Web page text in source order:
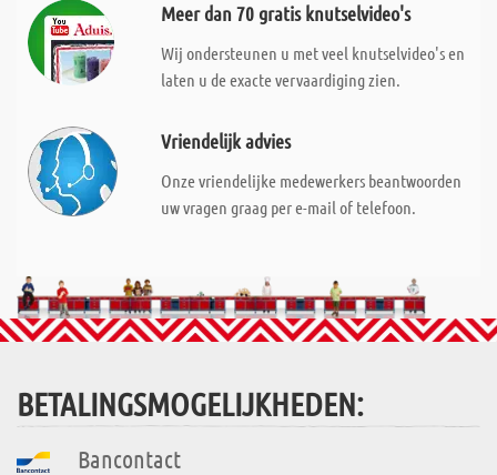
Meer dan 70 gratis knutselvideo's
Wij ondersteunen u met veel knutselvideo's en
laten u de exacte vervaardiging zien.
Vriendelijk advies
Onze vriendelijke medewerkers beantwoorden
uw vragen graag per e-mail of telefoon.
BETALINGSMOGELIJKHEDEN:
Bancontact